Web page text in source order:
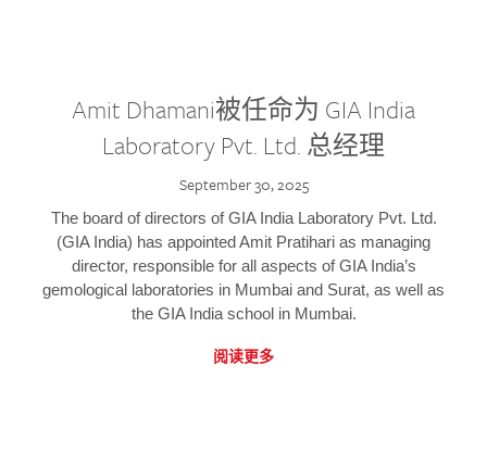
Amit Dhamani被任命为 GIA India
Laboratory Pvt. Ltd. 总经理
September 30, 2025
The board of directors of GIA India Laboratory Pvt. Ltd.
(GIA India) has appointed Amit Pratihari as managing
director, responsible for all aspects of GIA India’s
gemological laboratories in Mumbai and Surat, as well as
the GIA India school in Mumbai.
阅读更多